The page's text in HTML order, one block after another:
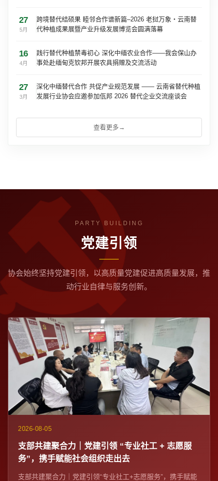
27
5月
跨境替代结硕果 睦邻合作谱新篇–2026 老挝万象・云南替
代种植成果展暨产业升级发展博览会圆满落幕
16
4月
践行替代种植禁毒初心 深化中缅农业合作——我会保山办
事处赴缅甸克钦邦开展农具捐赠及交流活动
27
3月
深化中缅替代合作 共促产业规范发展 —— 云南省替代种植
发展行业协会应邀参加佤邦 2026 替代企业交流座谈会
查看更多 →
党建引领
协会始终坚持党建引领，以高质量党建促进高质量发展，推
动行业自律与服务创新。
2026-08-05
支部共建聚合力｜党建引领 “专业社工 + 志愿服
务”，携手赋能社会组织走出去
支部共建聚合力｜党建引领“专业社工+志愿服务”，携手赋能